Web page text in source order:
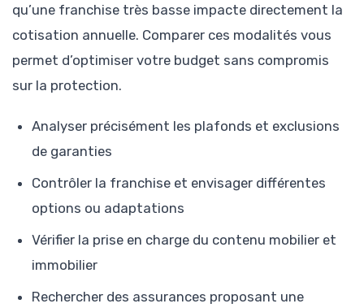
qu’une franchise très basse impacte directement la
cotisation annuelle. Comparer ces modalités vous
permet d’optimiser votre budget sans compromis
sur la protection.
Analyser précisément les plafonds et exclusions
de garanties
Contrôler la franchise et envisager différentes
options ou adaptations
Vérifier la prise en charge du contenu mobilier et
immobilier
Rechercher des assurances proposant une